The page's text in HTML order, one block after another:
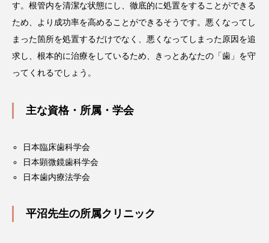
す。根管内を清潔な状態にし、徹底的に処置をすることができる
ため、より成功率を高めることができるそうです。悪くなってし
まった箇所を処置するだけでなく、悪くなってしまった原因を追
求し、根本的に治療をしているため、きっとあなたの「歯」を守
ってくれるでしょう。
主な資格・所属・学会
日本臨床歯科学会
日本顕微鏡歯科学会
日本歯内療法学会
平沼先生の所属クリニック